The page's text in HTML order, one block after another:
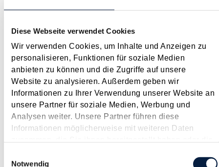
Diese Webseite verwendet Cookies
Wir verwenden Cookies, um Inhalte und Anzeigen zu
personalisieren, Funktionen für soziale Medien
anbieten zu können und die Zugriffe auf unsere
Website zu analysieren. Außerdem geben wir
Informationen zu Ihrer Verwendung unserer Website an
unsere Partner für soziale Medien, Werbung und
Analysen weiter. Unsere Partner führen diese
Informationen möglicherweise mit weiteren Daten
haben.
Notwendig
Maßnahmen vor Jahresende 2024 - Für Unternehmer
November 2024
In durchaus turbulenten Zeiten sollte der näher rückende
Jahreswechsel auch dieses Mal wieder zum Anlass für einen
Steuer-Check genommen werden. Denn es finden sich
regelmäßig Möglichkeiten, durch gezielte Maßnahmen legal
Steuern zu sparen bzw. die...
Langtext
empfehlen drucken
Maßnahmen vor Jahresende 2024 - Für Arbeitgeber